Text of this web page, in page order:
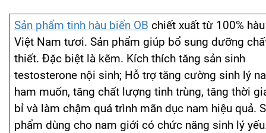
Sản phẩm tinh hàu biển OB chiết xuất từ 100%
Việt Nam tươi. Sản phẩm giúp bổ sung dưỡng
thiết. Đặc biệt là kẽm. Kích thích tăng sản sinh
testosterone nội sinh; Hỗ trợ tăng cường sinh lý
ham muốn, tăng chất lượng tinh trùng, tăng thời
bỉ và làm chậm quá trình mãn dục nam hiệu quả.
phẩm dùng cho nam giới có chức năng sinh lý